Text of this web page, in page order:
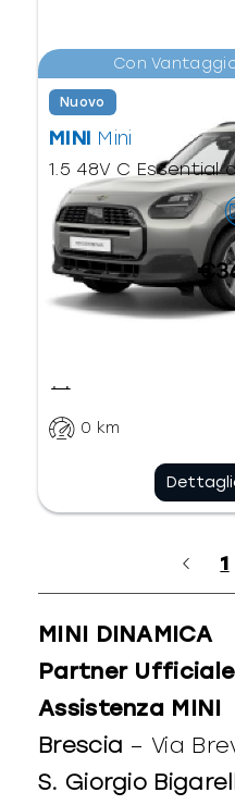
Con Vantaggio
Nuovo
MINI Mini
1.5 48V C Essential
Contattaci
0 km
1
MINI DINAMICA
Partner
Assistenza MINI
Brescia – Via
S. Giorgio